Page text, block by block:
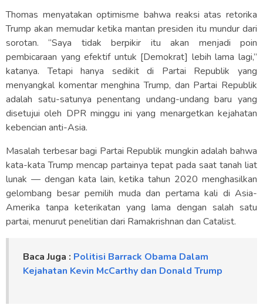
Thomas menyatakan optimisme bahwa reaksi atas retorika
Trump akan memudar ketika mantan presiden itu mundur dari
sorotan. “Saya tidak berpikir itu akan menjadi poin
pembicaraan yang efektif untuk [Demokrat] lebih lama lagi,”
katanya. Tetapi hanya sedikit di Partai Republik yang
menyangkal komentar menghina Trump, dan Partai Republik
adalah satu-satunya penentang undang-undang baru yang
disetujui oleh DPR minggu ini yang menargetkan kejahatan
kebencian anti-Asia.
Masalah terbesar bagi Partai Republik mungkin adalah bahwa
kata-kata Trump mencap partainya tepat pada saat tanah liat
lunak — dengan kata lain, ketika tahun 2020 menghasilkan
gelombang besar pemilih muda dan pertama kali di Asia-
Amerika tanpa keterikatan yang lama dengan salah satu
partai, menurut penelitian dari Ramakrishnan dan Catalist.
Baca Juga : Politisi Barrack Obama Dalam
Kejahatan Kevin McCarthy dan Donald Trump